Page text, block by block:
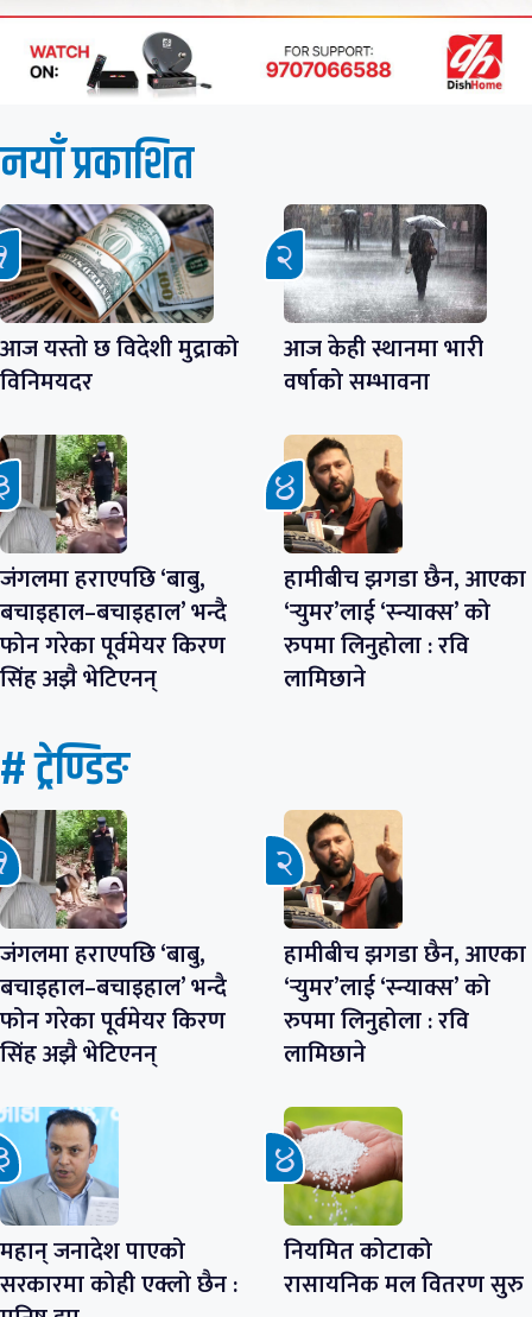
नयाँ प्रकाशित
आज यस्तो छ विदेशी मुद्राको
विनिमयदर
आज केही स्थानमा भारी
वर्षाको सम्भावना
जंगलमा हराएपछि ‘बाबु,
बचाइहाल–बचाइहाल’ भन्दै
फोन गरेका पूर्वमेयर किरण
सिंह अझै भेटिएनन्
हामीबीच झगडा छैन, आएका
‘र्‍युमर’लाई ‘स्न्याक्स’ को
रुपमा लिनुहोला : रवि
लामिछाने
# ट्रेण्डिङ
जंगलमा हराएपछि ‘बाबु,
बचाइहाल–बचाइहाल’ भन्दै
फोन गरेका पूर्वमेयर किरण
सिंह अझै भेटिएनन्
हामीबीच झगडा छैन, आएका
‘र्‍युमर’लाई ‘स्न्याक्स’ को
रुपमा लिनुहोला : रवि
लामिछाने
महान् जनादेश पाएको
सरकारमा कोही एक्लो छैन :
नियमित कोटाको
रासायनिक मल वितरण सुरु